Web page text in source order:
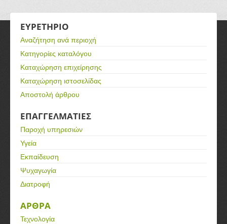
ΕΥΡΕΤΗΡΙΟ
Αναζήτηση ανά περιοχή
Κατηγορίες καταλόγου
Καταχώρηση επιχείρησης
Καταχώρηση ιστοσελίδας
Αποστολή άρθρου
ΕΠΑΓΓΕΛΜΑΤΙΕΣ
Παροχή υπηρεσιών
Υγεία
Εκπαίδευση
Ψυχαγωγία
Διατροφή
ΑΡΘΡΑ
Τεχνολογία